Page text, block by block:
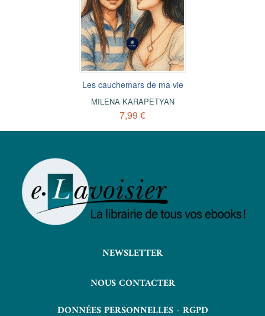
Les cauchemars de ma vie
MILENA KARAPETYAN
7,99 €
NEWSLETTER
NOUS CONTACTER
DONNÉES PERSONNELLES - RGPD